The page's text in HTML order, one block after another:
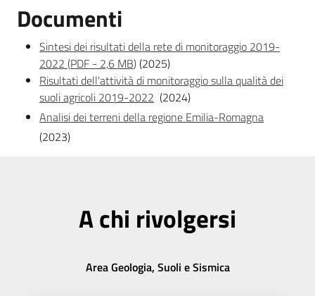
Documenti
Sintesi dei risultati della rete di monitoraggio 2019-
2022 (PDF - 2,6 MB)(2025)
Risultati dell'attività di monitoraggio sulla qualità dei
suoli agricoli 2019-2022 (2024)
Analisi dei terreni della regione Emilia-Romagna
(2023)
A chi rivolgersi
Area Geologia, Suoli e Sismica